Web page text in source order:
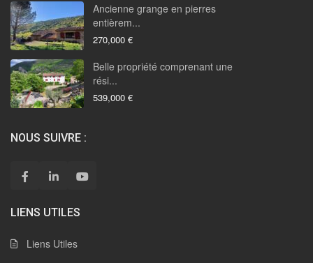
Ancienne grange en pierres
entièrem...
270,000 €
Belle propriété comprenant une
rési...
539,000 €
NOUS SUIVRE :
LIENS UTILES
Liens Utiles